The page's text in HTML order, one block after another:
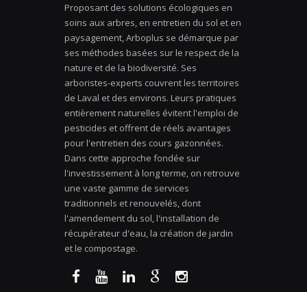
Proposant des solutions écologiques en
soins aux arbres, en entretien du sol et en
paysagement, Arboplus se démarque par
ses méthodes basées sur le respect de la
nature et de la biodiversité. Ses
arboristes-experts couvrent les territoires
de Laval et des environs. Leurs pratiques
entièrement naturelles évitent l'emploi de
pesticides et offrent de réels avantages
pour l'entretien des cours gazonnées.
Dans cette approche fondée sur
l'investissement à long terme, on retrouve
une vaste gamme de services
traditionnels et renouvelés, dont
l'amendement du sol, l'installation de
récupérateur d'eau, la création de jardin
et le compostage.